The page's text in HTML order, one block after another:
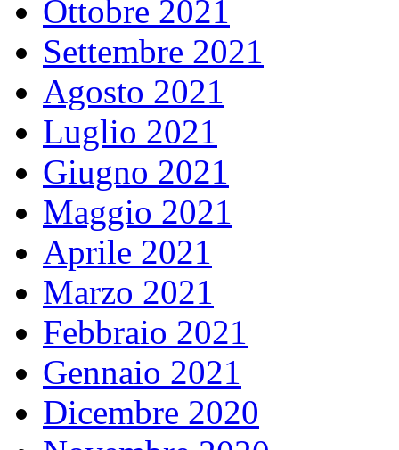
Ottobre 2021
Settembre 2021
Agosto 2021
Luglio 2021
Giugno 2021
Maggio 2021
Aprile 2021
Marzo 2021
Febbraio 2021
Gennaio 2021
Dicembre 2020